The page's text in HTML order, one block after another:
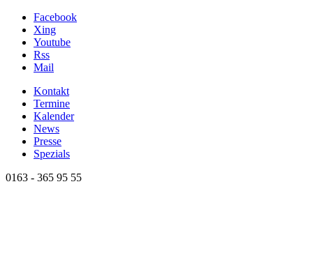
Facebook
Xing
Youtube
Rss
Mail
Kontakt
Termine
Kalender
News
Presse
Spezials
0163 - 365 95 55